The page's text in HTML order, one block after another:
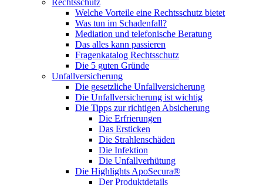
Rechtsschutz
Welche Vorteile eine Rechtsschutz bietet
Was tun im Schadenfall?
Mediation und telefonische Beratung
Das alles kann passieren
Fragenkatalog Rechtsschutz
Die 5 guten Gründe
Unfallversicherung
Die gesetzliche Unfallversicherung
Die Unfallversicherung ist wichtig
Die Tipps zur richtigen Absicherung
Die Erfrierungen
Das Ersticken
Die Strahlenschäden
Die Infektion
Die Unfallverhütung
Die Highlights ApoSecura®
Der Produktdetails